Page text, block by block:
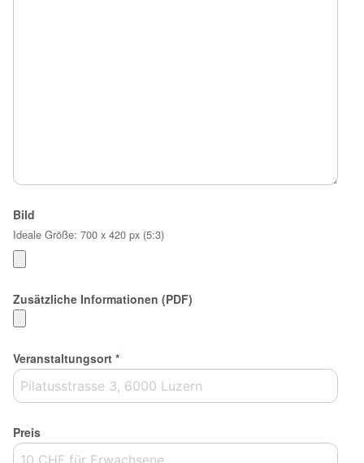
Bild
Ideale Größe: 700 x 420 px (5:3)
Zusätzliche Informationen (PDF)
Veranstaltungsort *
Preis